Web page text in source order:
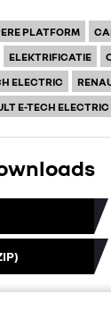
PLATFORM
ELEKTRIFICATIE
ELECTRIC
E-TECH ELECTRIC